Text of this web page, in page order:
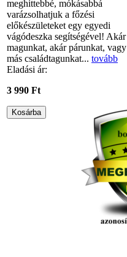
meghittebbé, mókásabbá
varázsolhatjuk a főzési
előkészületeket egy egyedi
vágódeszka segítségével! Akár
magunkat, akár párunkat, vagy
más családtagunkat... tovább
Eladási ár:
3 990 Ft